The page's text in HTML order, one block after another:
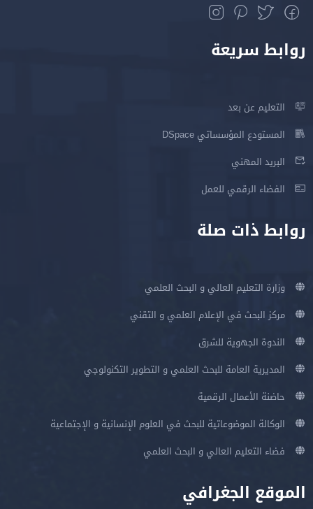
روابط سريعة
التعليم عن بعد
المستودع المؤسساتي DSpace
البريد المهني
الفضاء الرقمي للعمل
روابط ذات صلة
وزارة التعليم العالي و البحث العلمي
مركز البحث في الإعلام العلمي و التقني
الندوة الجهوية للشرق
المديرية العامة للبحث العلمي و التطوير التكنولوجي
حاضنة الأعمال الرقمية
الوكالة الموضوعاتية للبحث في العلوم الإنسانية و الإجتماعية
فضاء التعليم العالي و البحث العلمي
الموقع الجغرافي